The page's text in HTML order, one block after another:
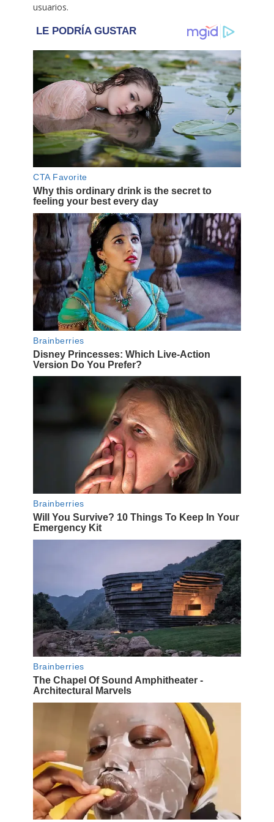
usuarios.